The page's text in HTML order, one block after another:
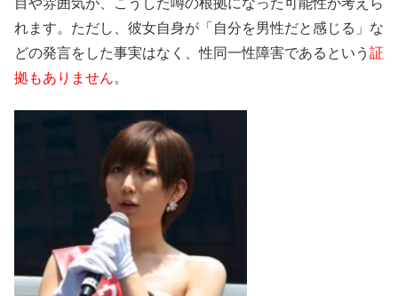
れます。ただし、彼女自身が「自分を男性だと感じる」な
どの発言をした事実はなく、性同一性障害であるという 証
拠もありません。